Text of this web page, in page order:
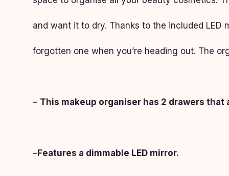
and want it to dry. Thanks to the included
forgotten one when you’re heading out. The
– This makeup organiser has 2 drawers
–Features a dimmable LED mirror.